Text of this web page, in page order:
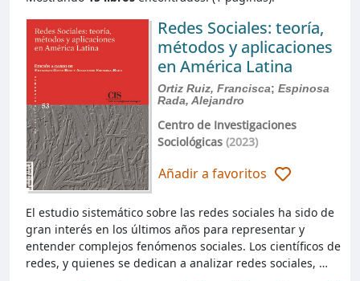
Redes Sociales: teoría,
métodos y aplicaciones
en América Latina
Ortiz Ruiz, Francisca; Espinosa
Rada, Alejandro
Centro de Investigaciones
Sociológicas(2023)
Añadir a favoritos
El estudio sistemático sobre las redes sociales ha sido de
gran interés en los últimos años para representar y
entender complejos fenómenos sociales. Los científicos de
redes, y quienes se dedican a analizar redes sociales, …